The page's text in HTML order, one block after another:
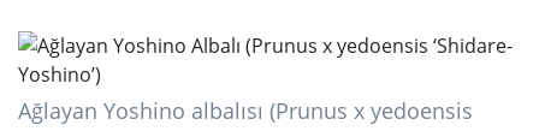
Ağlayan Yoshino albalısı (Prunus x yedoensis